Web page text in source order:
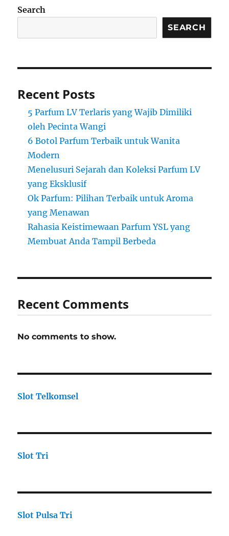
Search
SEARCH
Recent Posts
5 Parfum LV Terlaris yang Wajib Dimiliki
oleh Pecinta Wangi
6 Botol Parfum Terbaik untuk Wanita
Modern
Menelusuri Sejarah dan Koleksi Parfum LV
yang Eksklusif
Ok Parfum: Pilihan Terbaik untuk Aroma
yang Menawan
Rahasia Keistimewaan Parfum YSL yang
Membuat Anda Tampil Berbeda
Recent Comments
No comments to show.
Slot Telkomsel
Slot Tri
Slot Pulsa Tri